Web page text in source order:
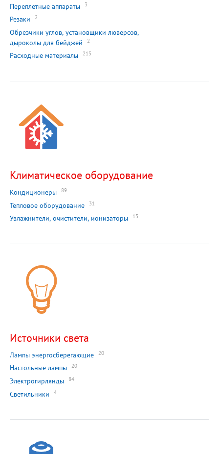
Переплетные аппараты 3
Резаки 2
Обрезчики углов, установщики люверсов,
дыроколы для бейджей
2
Расходные материалы 215
Климатическое оборудование
Кондиционеры 89
Тепловое оборудование 31
Увлажнители, очистители, ионизаторы 13
Источники света
Лампы энергосберегающие 20
Настольные лампы 20
Электрогирлянды 84
Светильники 4